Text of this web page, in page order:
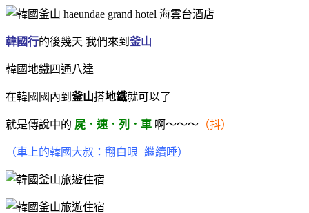
韓國行的後幾天 我們來到 釜山
韓國地鐵四通八達
在韓國國內到 釜山搭地鐵就可以了
就是傳說中的 屍．速．列．車 啊～～～ （抖）
（車上的韓國大叔：翻白眼+繼續睡）